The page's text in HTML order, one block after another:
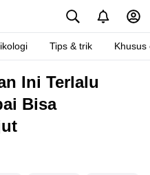
Tips & trik Khusus
Ini Terlalu
Bisa